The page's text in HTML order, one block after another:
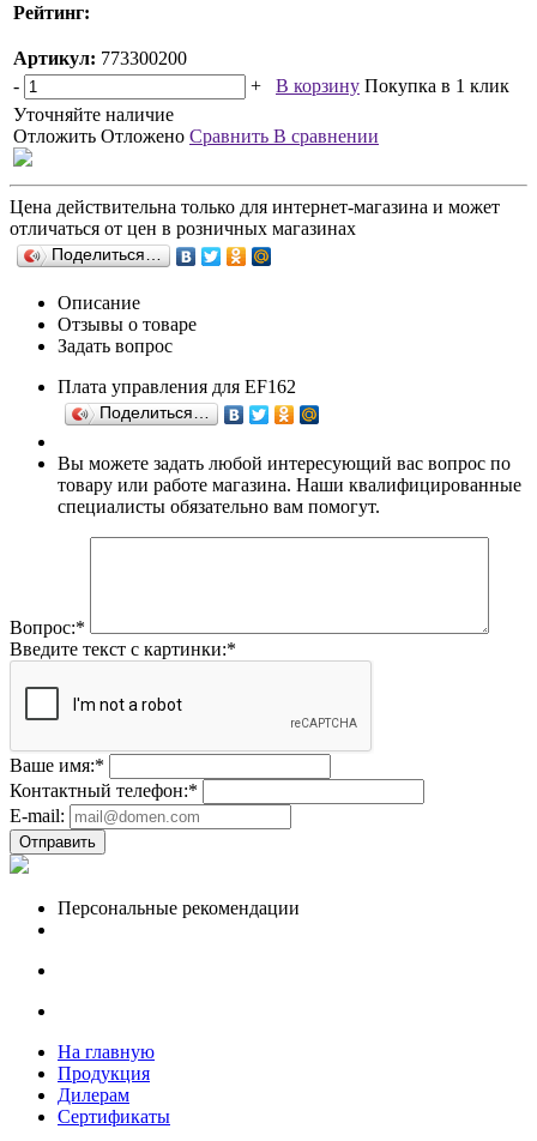
Рейтинг:
Артикул: 773300200
-
+ В корзину Покупка в 1 клик
Уточняйте наличие
Отложить Отложено Сравнить В сравнении
Цена действительна только для интернет-магазина и может
отличаться от цен в розничных магазинах
Поделиться…
Описание
Отзывы о товаре
Задать вопрос
Плата управления для EF162
Поделиться…
Вы можете задать любой интересующий вас вопрос по
товару или работе магазина. Наши квалифицированные
специалисты обязательно вам помогут.
Вопрос:*
Введите текст с картинки:*
Ваше имя:*
Контактный телефон:*
E-mail:
Отправить
Персональные рекомендации
На главную
Продукция
Дилерам
Сертификаты